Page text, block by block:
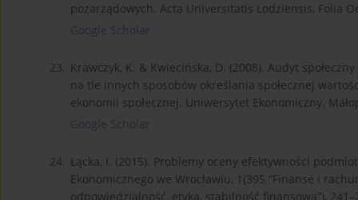
pozarządowych. Acta Universitatis Lodziensis, Folia
Google Scholar
23. Krawczyk, K. & Kwiecińska, D. (2008). Audyt
na tle innych sposobów określania społecznej
ekonomii społecznej. Uniwersytet Ekonomiczny.
Google Scholar
24. Łącka, I. (2015). Problemy oceny efektywności
Ekonomicznego we Wrocławiu, 1(395 “Finanse i
odpowiedzialność, etyka, stabilność finansowa”),